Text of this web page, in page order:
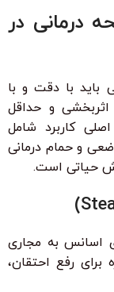
درمانی در
باید با دقت و با
و حداقل
کاربرد شامل
و حمام درمانی
حیاتی است.
اسانس به مجاری
رفع احتقان،